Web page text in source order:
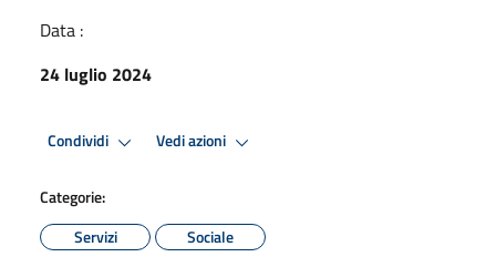
Data :
24 luglio 2024
Condividi Vedi azioni
Categorie:
Servizi
Sociale